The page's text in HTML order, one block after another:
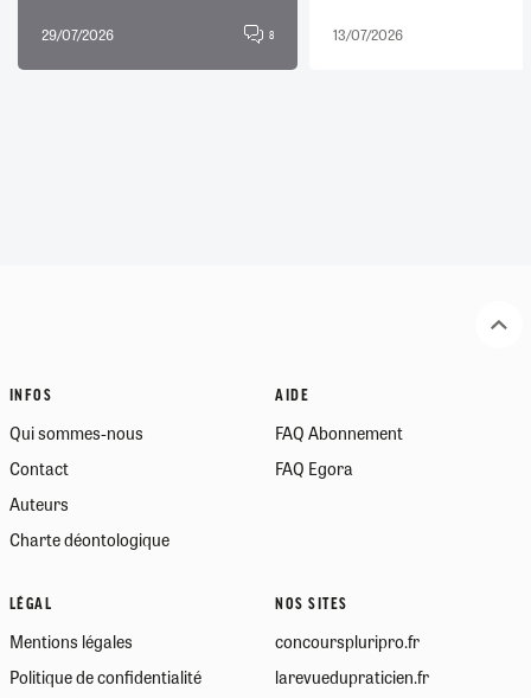
29/07/2026 8 13/07/2026
INFOS
Qui sommes-nous
Contact
Auteurs
Charte déontologique
AIDE
FAQ Abonnement
FAQ Egora
LÉGAL
Mentions légales
Politique de confidentialité
NOS SITES
concourspluripro.fr
larevuedupraticien.fr